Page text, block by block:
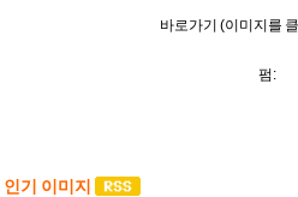
바로가기 (이미지를
펌:
인기 이미지